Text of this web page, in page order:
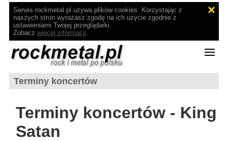
Serwis rockmetal.pl używa plików cookies. Korzystając z
naszych stron wyrażasz zgodę na ich użycie zgodnie z
ustawieniami Twojej przeglądarki.
Zobacz więcej informacji.
Terminy koncertów
Terminy koncertów - King
Satan